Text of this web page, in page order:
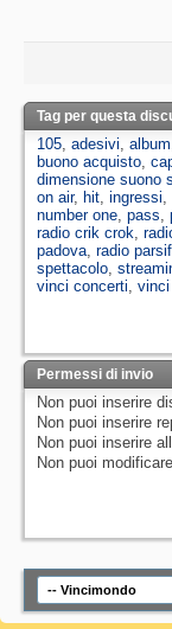
Tag per questa
105, adesivi, album
buono acquisto,
dimensione suono
on air, hit, ingressi,
number one, pass,
radio crik crok,
padova, radio
spettacolo,
vinci concerti,
Permessi di invio
Non puoi inserire
Non puoi inserire
Non puoi inserire
Non puoi